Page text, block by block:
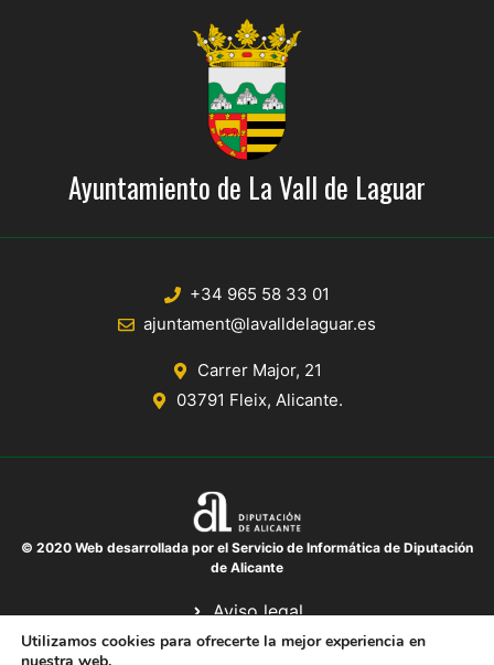
Ayuntamiento de La Vall de Laguar
+34 965 58 33 01
ajuntament@lavalldelaguar.es
Carrer Major, 21
03791 Fleix, Alicante.
© 2020 Web desarrollada por el Servicio de Informática de Diputación
de Alicante
Aviso legal
Protección de datos
Utilizamos cookies para ofrecerte la mejor experiencia en